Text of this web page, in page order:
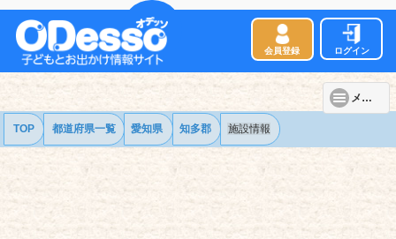
会員登録 ログイン
メニュー
TOP 都道府県一覧 愛知県 知多郡 施設情報